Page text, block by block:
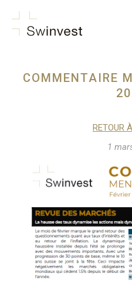
COMMENTAIRE
RETOUR
1